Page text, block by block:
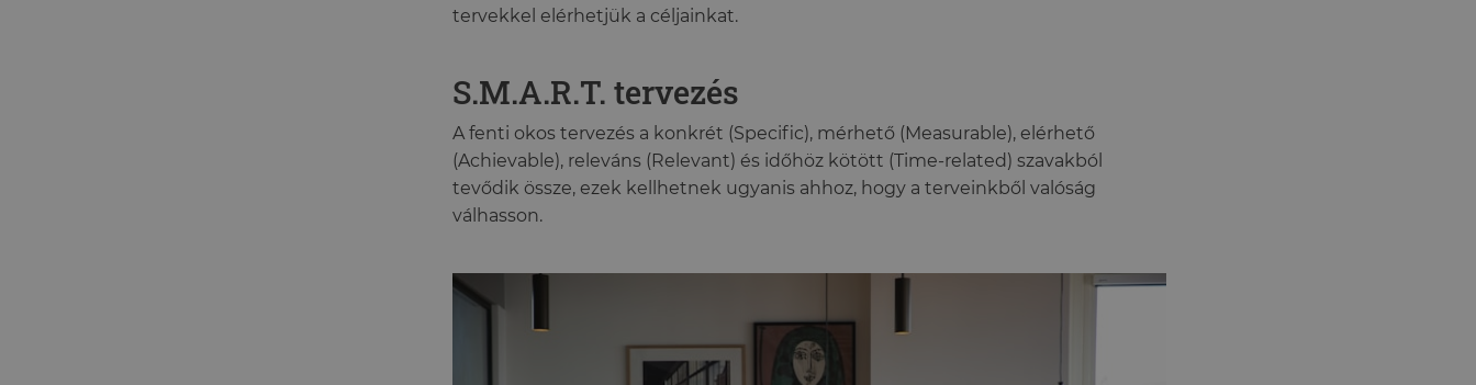
tervekkel elérhetjük a céljainkat.
S.M.A.R.T. tervezés
A fenti okos tervezés a konkrét (Specific), mérhető (Measurable), elérhető
(Achievable), releváns (Relevant) és időhöz kötött (Time-related) szavakból
tevődik össze, ezek kellhetnek ugyanis ahhoz, hogy a terveinkből valóság
válhasson.